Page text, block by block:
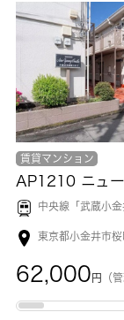
賃貸マンション
中央線「 武蔵小金
東京都小金井市桜
62,000 円 （